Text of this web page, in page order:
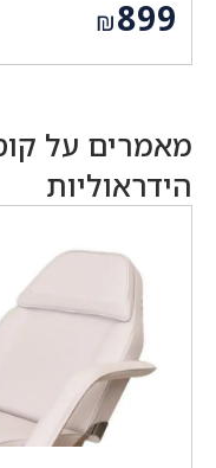
המחיר
המקורי
היה:
₪899
₪899.
מאמרים על
הידראוליות